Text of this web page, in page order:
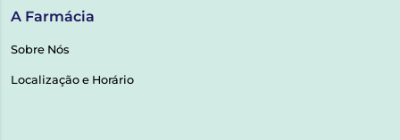
A Farmácia
Sobre Nós
Localização e Horário